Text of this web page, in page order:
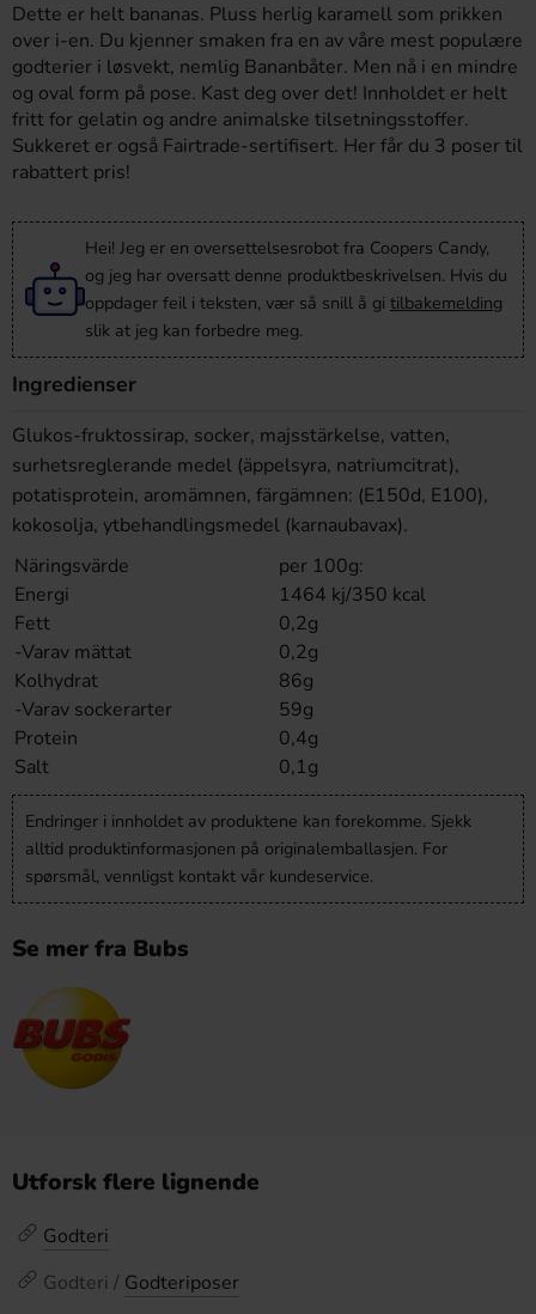
Dette er helt bananas. Pluss herlig karamell som prikken
over i-en. Du kjenner smaken fra en av våre mest populære
godterier i løsvekt, nemlig Bananbåter. Men nå i en mindre
og oval form på pose. Kast deg over det! Innholdet er helt
fritt for gelatin og andre animalske tilsetningsstoffer.
Sukkeret er også Fairtrade-sertifisert. Her får du 3 poser til
rabattert pris!
Hei! Jeg er en oversettelsesrobot fra Coopers Candy,
og jeg har oversatt denne produktbeskrivelsen. Hvis du
oppdager feil i teksten, vær så snill å gi tilbakemelding
slik at jeg kan forbedre meg.
Ingredienser
Glukos-fruktossirap, socker, majsstärkelse, vatten,
surhetsreglerande medel (äppelsyra, natriumcitrat),
potatisprotein, aromämnen, färgämnen: (E150d, E100),
kokosolja, ytbehandlingsmedel (karnaubavax).
Näringsvärde
per 100g:
Energi
1464 kj/350 kcal
Fett
0,2g
-Varav mättat
0,2g
Kolhydrat
86g
-Varav sockerarter
59g
Protein
0,4g
Salt
0,1g
Endringer i innholdet av produktene kan forekomme. Sjekk
alltid produktinformasjonen på originalemballasjen. For
spørsmål, vennligst kontakt vår kundeservice.
Se mer fra Bubs
Utforsk flere lignende
Godteri
Godteri / Godteriposer